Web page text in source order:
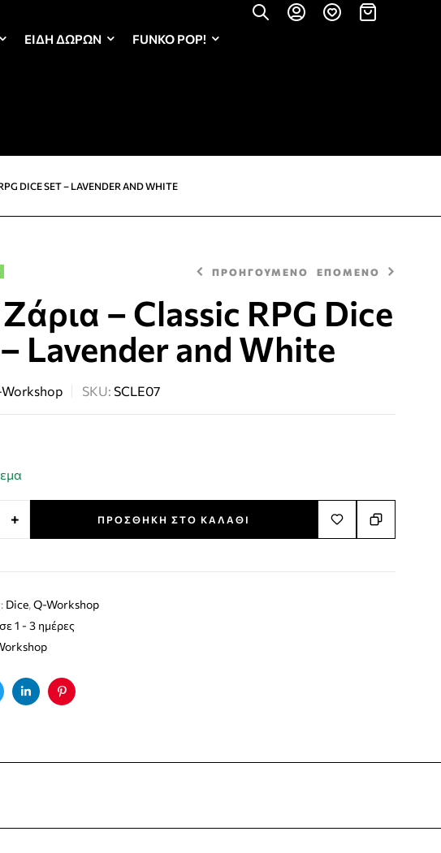
ΕΊΔΗ ΔΏΡΩΝ FUNKO POP!
DICE SET – LAVENDER AND WHITE
ΠΡΟΗΓΟΥΜΕΝΟ
8,50 €
ΕΠΟΜΕΝΟ
8,50€
– Classic RPG Dice
Lavender and White
SKU: SCLE07
+ ΠΡΟΣΘΉΚΗ ΣΤΟ ΚΑΛΆΘΙ
Dice, Q-Workshop
σε 1 - 3 ημέρες
LinkedinPinterest